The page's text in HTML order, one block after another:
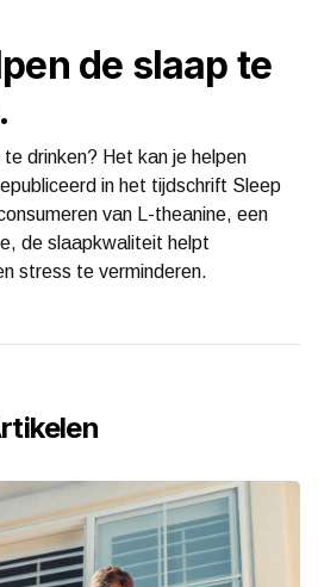
de slaap te
drinken? Het kan je helpen
in het tijdschrift Sleep
van L-theanine, een
de slaapkwaliteit helpt
stress te verminderen.